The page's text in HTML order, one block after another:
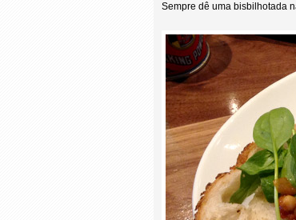
Sempre dê uma bisbilhotada